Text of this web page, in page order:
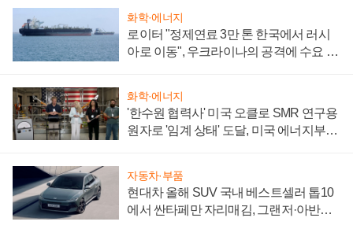
화학·에너지
로이터 "정제연료 3만 톤 한국에서 러시
아로 이동", 우크라이나의 공격에 수요 늘
화학·에너지
'한수원 협력사' 미국 오클로 SMR 연구용
원자로 '임계 상태' 도달, 미국 에너지부
자동차·부품
현대차 올해 SUV 국내 베스트셀러 톱10
에서 싼타페만 자리매김, 그랜저·아반떼